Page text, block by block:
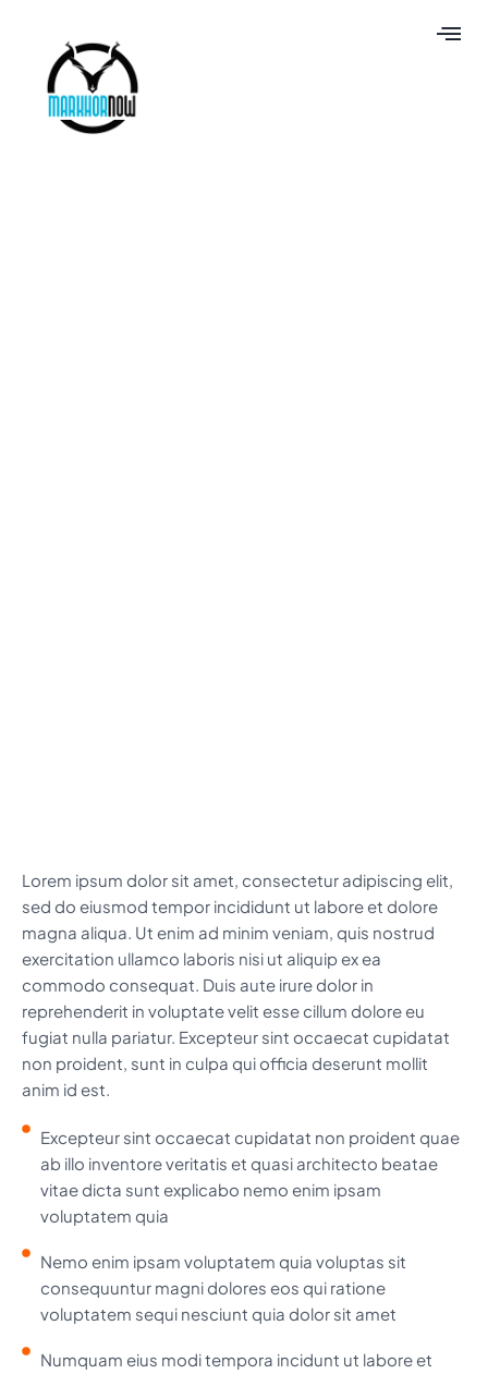
Lorem ipsum dolor sit amet, consectetur adipiscing elit,
sed do eiusmod tempor incididunt ut labore et dolore
magna aliqua. Ut enim ad minim veniam, quis nostrud
exercitation ullamco laboris nisi ut aliquip ex ea
commodo consequat. Duis aute irure dolor in
reprehenderit in voluptate velit esse cillum dolore eu
fugiat nulla pariatur. Excepteur sint occaecat cupidatat
non proident, sunt in culpa qui officia deserunt mollit
anim id est.
Excepteur sint occaecat cupidatat non proident quae
ab illo inventore veritatis et quasi architecto beatae
vitae dicta sunt explicabo nemo enim ipsam
voluptatem quia
Nemo enim ipsam voluptatem quia voluptas sit
consequuntur magni dolores eos qui ratione
voluptatem sequi nesciunt quia dolor sit amet
Numquam eius modi tempora incidunt ut labore et